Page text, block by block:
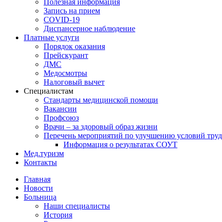
Полезная информация
Запись на прием
COVID-19
Диспансерное наблюдение
Платные услуги
Порядок оказания
Прейскурант
ДМС
Медосмотры
Налоговый вычет
Специалистам
Стандарты медицинской помощи
Вакансии
Профсоюз
Врачи – за здоровый образ жизни
Перечень мероприятий по улучшению условий
Информация о результатах СОУТ
Мед.туризм
Контакты
Главная
Новости
Больница
Наши специалисты
История